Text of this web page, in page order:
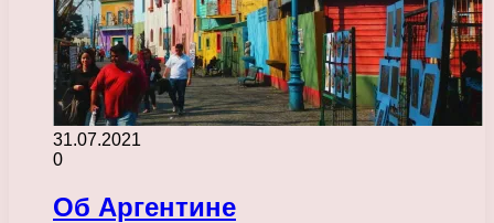
31.07.2021
0
Об Аргентине